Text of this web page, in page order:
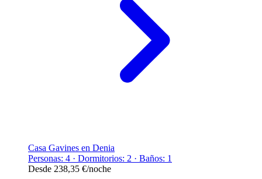
Casa Gavines en Denia
Personas: 4 · Dormitorios: 2 · Baños: 1
Desde 238,35 €/noche